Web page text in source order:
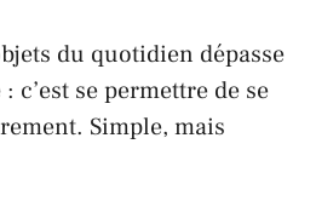
du quotidien dépasse
c’est se permettre de se
. Simple, mais